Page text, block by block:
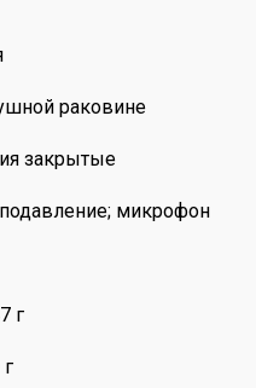
раковине
закрытые
микрофон
г